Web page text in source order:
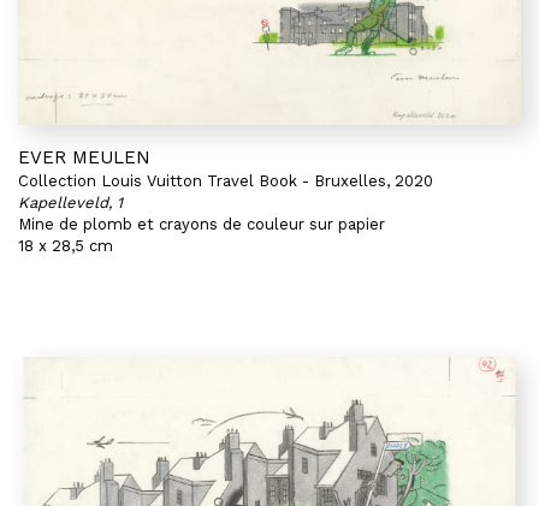
EVER MEULEN
Collection Louis Vuitton Travel Book - Bruxelles, 2020
Kapelleveld, 1
Mine de plomb et crayons de couleur sur papier
18 x 28,5 cm